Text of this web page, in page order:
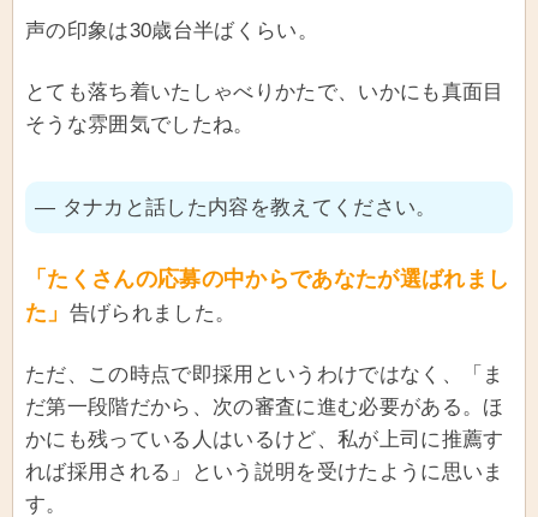
声の印象は30歳台半ばくらい。
とても落ち着いたしゃべりかたで、いかにも真面目
そうな雰囲気でしたね。
― タナカと話した内容を教えてください。
「たくさんの応募の中からであなたが選ばれまし
た」 告げられました。
ただ、この時点で即採用というわけではなく、「ま
だ第一段階だから、次の審査に進む必要がある。ほ
かにも残っている人はいるけど、私が上司に推薦す
れば採用される」という説明を受けたように思いま
す。